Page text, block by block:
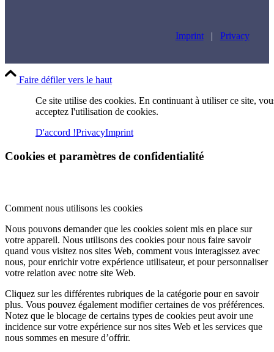
Imprint| Privacy
Faire défiler vers le haut
Ce site utilise des cookies. En continuant à utiliser ce site,
acceptez l'utilisation de cookies.
D'accord !PrivacyImprint
Cookies et paramètres de confidentialité
Comment nous utilisons les cookies
Nous pouvons demander que les cookies soient mis en place sur
votre appareil. Nous utilisons des cookies pour nous faire savoir
quand vous visitez nos sites Web, comment vous interagissez avec
nous, pour enrichir votre expérience utilisateur, et pour personnaliser
votre relation avec notre site Web.
Cliquez sur les différentes rubriques de la catégorie pour en savoir
plus. Vous pouvez également modifier certaines de vos préférences.
Notez que le blocage de certains types de cookies peut avoir une
incidence sur votre expérience sur nos sites Web et les services que
nous sommes en mesure d’offrir.